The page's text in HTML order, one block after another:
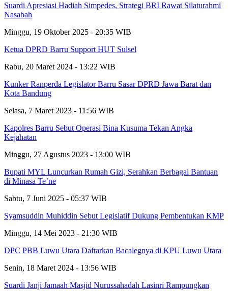
Suardi Apresiasi Hadiah Simpedes, Strategi BRI Rawat Silaturahmi
Nasabah
Minggu, 19 Oktober 2025 - 20:35 WIB
Ketua DPRD Barru Support HUT Sulsel
Rabu, 20 Maret 2024 - 13:22 WIB
Kunker Ranperda Legislator Barru Sasar DPRD Jawa Barat dan
Kota Bandung
Selasa, 7 Maret 2023 - 11:56 WIB
Kapolres Barru Sebut Operasi Bina Kusuma Tekan Angka
Kejahatan
Minggu, 27 Agustus 2023 - 13:00 WIB
Bupati MYL Luncurkan Rumah Gizi, Serahkan Berbagai Bantuan
di Minasa Te’ne
Sabtu, 7 Juni 2025 - 05:37 WIB
Syamsuddin Muhiddin Sebut Legislatif Dukung Pembentukan KMP
Minggu, 14 Mei 2023 - 21:30 WIB
DPC PBB Luwu Utara Daftarkan Bacalegnya di KPU Luwu Utara
Senin, 18 Maret 2024 - 13:56 WIB
Suardi Janji Jamaah Masjid Nurussahadah Lasinri Rampungkan